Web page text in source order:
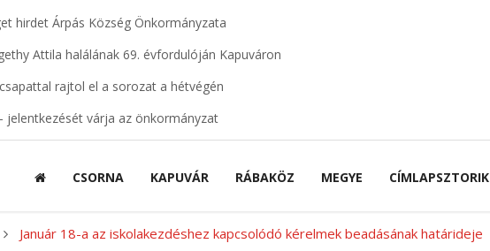
hirdet Árpás Község Önkormányzata
Attila halálának 69. évfordulóján Kapuváron
rajtol el a sorozat a hétvégén
jelentkezését várja az önkormányzat
CSORNA KAPUVÁR RÁBAKÖZ MEGYE CÍMLAPSZTORIK
Január 18-a az iskolakezdéshez kapcsolódó kérelmek beadásának határideje